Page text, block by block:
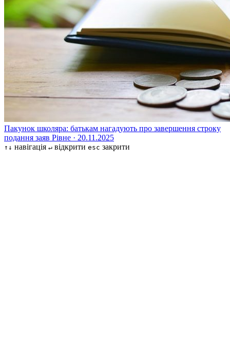
Пакунок школяра: батькам нагадують про завершення строку
подання заяв Рівне · 20.11.2025
↑↓ навігація ↵ відкрити esc закрити